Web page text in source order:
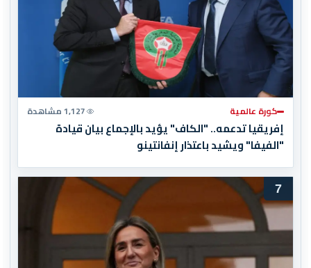
كورة عالمية 1,127 مشاهدة
إفريقيا تدعمه.. "الكاف" يؤيد بالإجماع بيان قيادة
"الفيفا" ويشيد باعتذار إنفانتينو
7